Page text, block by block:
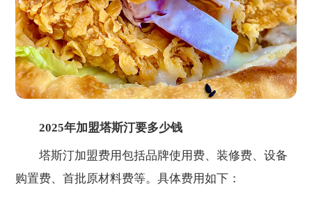
2025年加盟塔斯汀要多少钱
塔斯汀加盟费用包括品牌使用费、装修费、设备
购置费、首批原材料费等。具体费用如下：